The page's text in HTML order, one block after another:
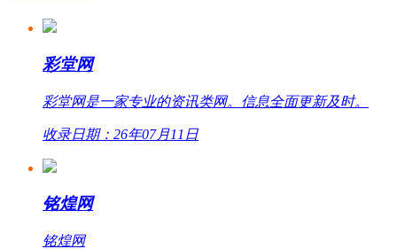
彩堂网
彩堂网是一家专业的资讯类网。信息全面更新及时。
收录日期：26年07月11日
铭煌网
铭煌网